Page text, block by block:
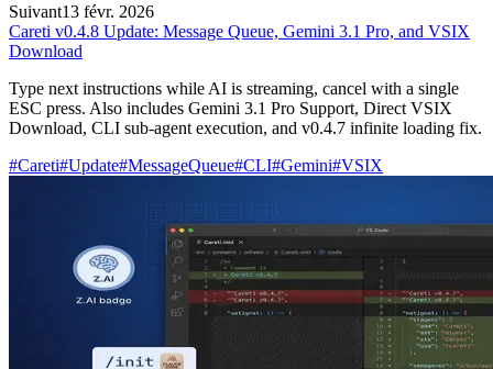
Suivant13 févr. 2026
Careti v0.4.8 Update: Message Queue, Gemini 3.1 Pro, and VSIX
Download
Type next instructions while AI is streaming, cancel with a single
ESC press. Also includes Gemini 3.1 Pro Support, Direct VSIX
Download, CLI sub-agent execution, and v0.4.7 infinite loading fix.
#Careti#Update#MessageQueue#CLI#Gemini#VSIX